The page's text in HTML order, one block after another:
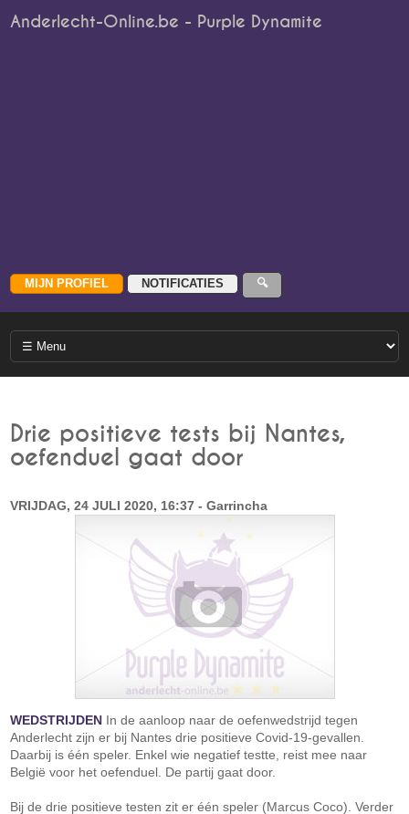
Anderlecht-Online.be - Purple Dynamite
Drie positieve tests bij Nantes,
oefenduel gaat door
VRIJDAG, 24 JULI 2020, 16:37 - Garrincha
WEDSTRIJDEN In de aanloop naar de oefenwedstrijd tegen
Anderlecht zijn er bij Nantes drie positieve Covid-19-gevallen.
Daarbij is één speler. Enkel wie negatief testte, reist mee naar
België voor het oefenduel. De partij gaat door.
Bij de drie positieve testen zit er één speler (Marcus Coco). Verder